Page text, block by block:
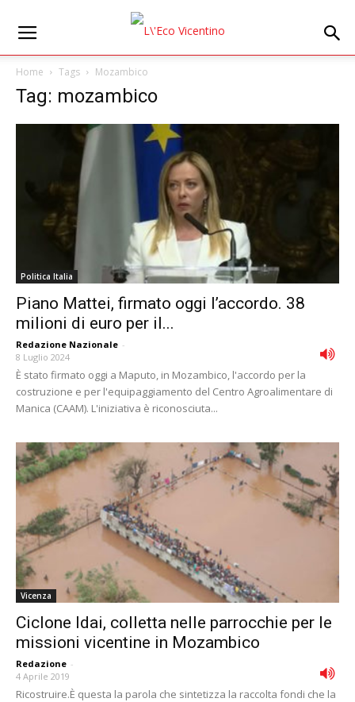
Home Tags Mozambico
Tag: mozambico
Politica Italia
Piano Mattei, firmato oggi l’accordo. 38
milioni di euro per il...
Redazione Nazionale -
8 Luglio 2024
È stato firmato oggi a Maputo, in Mozambico, l'accordo per la
costruzione e per l'equipaggiamento del Centro Agroalimentare di
Manica (CAAM). L'iniziativa è riconosciuta...
Vicenza
Ciclone Idai, colletta nelle parrocchie per le
missioni vicentine in Mozambico
Redazione -
4 Aprile 2019
Ricostruire.È questa la parola che sintetizza la raccolta fondi che la